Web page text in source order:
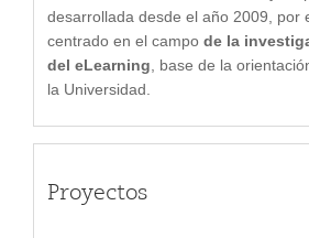
desarrollada desde el año 2009, por
centrado en el campo de la
del eLearning , base de la
la Universidad.
Proyectos